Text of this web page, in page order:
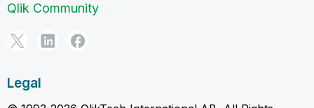
Qlik Community
Legal